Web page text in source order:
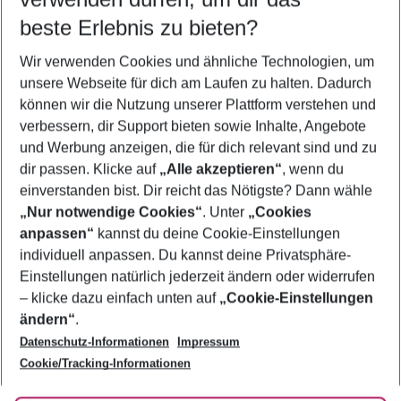
5-8 Nächte
2 Erwachsene Keine Kinder
Mehr Filter anzeigen
Footer
Footer navigation
Über uns
AGB
Bestpreisgarantie
Cookie-Einstellungen ändern
Cookie-Richtlinie
Agenturbetreuung
Barrierefreies Reisen
Folge uns
beste Erlebnis zu bieten?
Wir verwenden Cookies und ähnliche Technologien, um
unsere Webseite für dich am Laufen zu halten. Dadurch
können wir die Nutzung unserer Plattform verstehen und
verbessern, dir Support bieten sowie Inhalte, Angebote
und Werbung anzeigen, die für dich relevant sind und zu
dir passen. Klicke auf „Alle akzeptieren“, wenn du
einverstanden bist. Dir reicht das Nötigste? Dann wähle
„Nur notwendige Cookies“. Unter „Cookies
anpassen“ kannst du deine Cookie-Einstellungen
individuell anpassen. Du kannst deine Privatsphäre-
Einstellungen natürlich jederzeit ändern oder widerrufen
– klicke dazu einfach unten auf „Cookie-Einstellungen
ändern“.
Datenschutz-Informationen
Impressum
Cookie/Tracking-Informationen